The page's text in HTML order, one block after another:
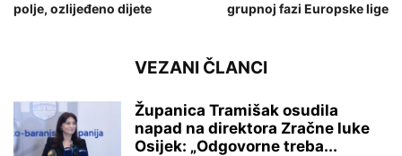
polje, ozlijeđeno dijete
grupnoj fazi Europske lige
VEZANI ČLANCI
Županica Tramišak osudila
napad na direktora Zračne luke
Osijek: „Odgovorne treba...